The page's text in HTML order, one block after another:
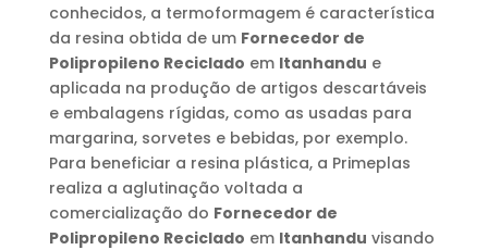
conhecidos, a termoformagem é característica
da resina obtida de um Fornecedor de
Polipropileno Reciclado em Itanhandu e
aplicada na produção de artigos descartáveis
e embalagens rígidas, como as usadas para
margarina, sorvetes e bebidas, por exemplo.
Para beneficiar a resina plástica, a Primeplas
realiza a aglutinação voltada a
comercialização do Fornecedor de
Polipropileno Reciclado em Itanhandu visando